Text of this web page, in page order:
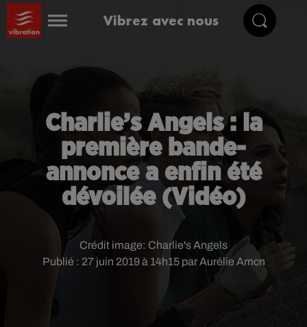
Vibrez avec nous
Charlie’s Angels : la
première bande-
annonce a enfin été
dévoilée (Vidéo)
Publié : 27 juin 2019 à 14h15 par Aurélie Amcn
Crédit image: Charlie's Angels